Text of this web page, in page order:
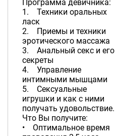
Программа девичника:
1. Техники оральных
ласк
2. Приемы и техники
эротического массажа
3. Анальный секс и его
секреты
4. Управление
интимными мышцами
5. Сексуальные
игрушки и как с ними
получать удовольствие.
Что Вы получите:
• Оптимальное время